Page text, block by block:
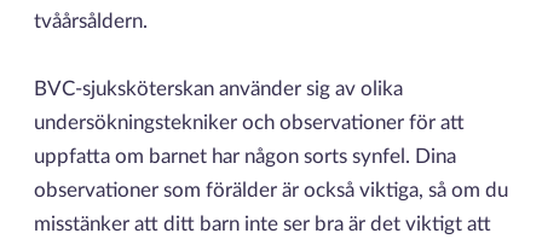
tvåårsåldern.
BVC-sjuksköterskan använder sig av olika
undersökningstekniker och observationer för att
uppfatta om barnet har någon sorts synfel. Dina
observationer som förälder är också viktiga, så om du
misstänker att ditt barn inte ser bra är det viktigt att